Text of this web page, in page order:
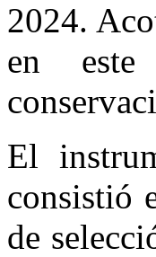
2024.
en este
El
consistió
de